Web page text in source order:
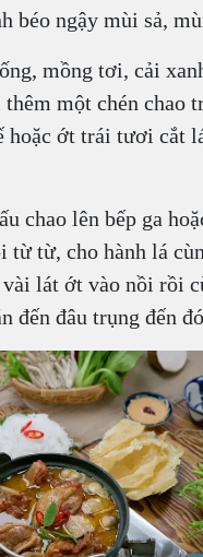
béo ngậy mùi sả,
mồng tơi, cải
một chén chao
hoặc ớt trái tươi cắt
chao lên bếp ga
từ từ, cho hành lá
lát ớt vào nồi rồi
đến đâu trụng đến